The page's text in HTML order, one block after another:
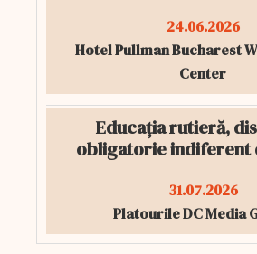
24.06.2026
Hotel Pullman Bucharest
Center
Educația rutieră,
obligatorie indiferent
31.07.2026
Platourile DC Media